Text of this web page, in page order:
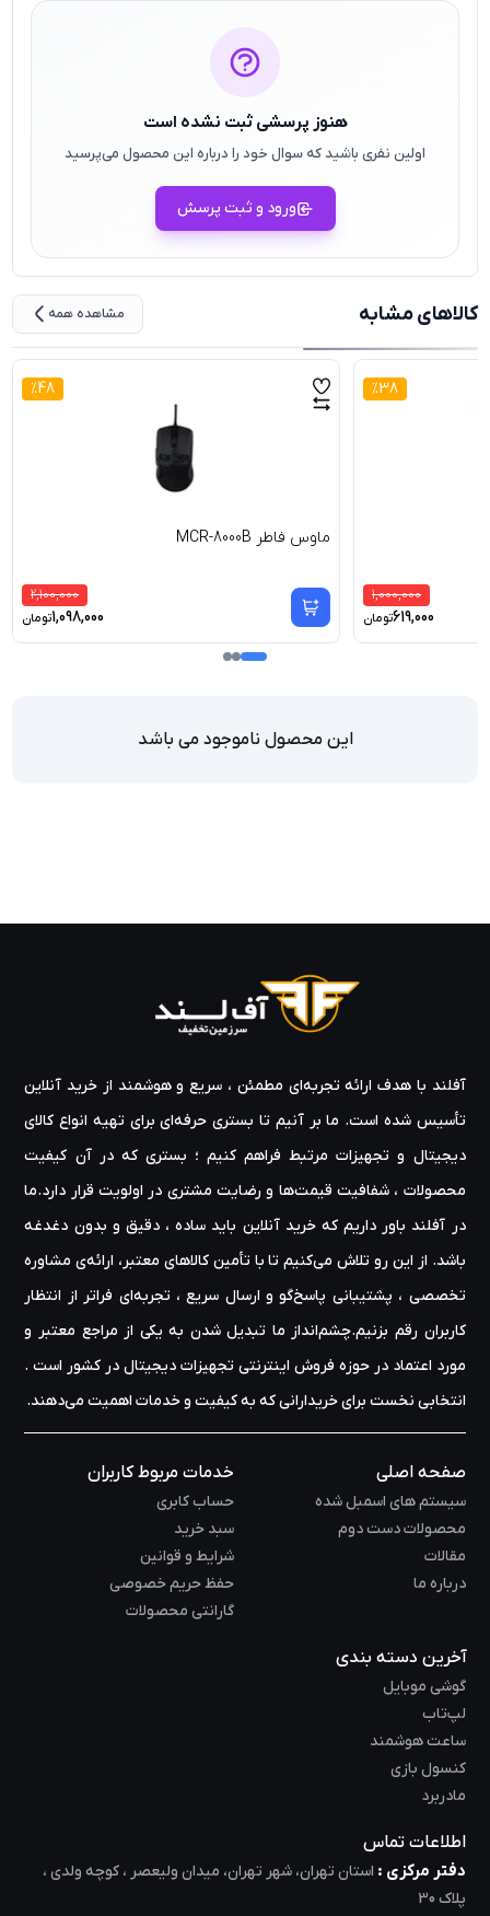
هنوز پرسشی ثبت نشده است
اولین نفری باشید که سوال خود را درباره این محصول می‌پرسید
ورود و ثبت پرسش
کالاهای مشابه مشاهده همه
48
%
ماوس فاطر MCR-8000B
2,100,000
1,098,000تومان
38
%
1,000,000
619,000تومان
این محصول ناموجود می باشد
آفلند با هدف ارائه‌ تجربه‌ای مطمئن ، سریع و هوشمند از خرید آنلاین
تأسیس شده است. ما بر آنیم تا بستری حرفه‌ای برای تهیه‌ انواع کالای
دیجیتال و تجهیزات مرتبط فراهم کنیم ؛ بستری که در آن کیفیت
محصولات ، شفافیت قیمت‌ها و رضایت مشتری در اولویت قرار دارد.ما
در آفلند باور داریم که خرید آنلاین باید ساده ، دقیق و بدون دغدغه
باشد. از این رو تلاش می‌کنیم تا با تأمین کالاهای معتبر، ارائه‌ی مشاوره‌
تخصصی ، پشتیبانی پاسخ‌گو و ارسال سریع ، تجربه‌ای فراتر از انتظار
کاربران رقم بزنیم.چشم‌انداز ما تبدیل شدن به یکی از مراجع معتبر و
مورد اعتماد در حوزه‌ فروش اینترنتی تجهیزات دیجیتال در کشور است .
انتخابی نخست برای خریدارانی که به کیفیت و خدمات اهمیت می‌دهند.
صفحه اصلی
سیستم های اسمبل شده
محصولات دست دوم
مقالات
درباره ما
خدمات مربوط کاربران
حساب کابری
سبد خرید
شرایط و قوانین
حفظ حریم خصوصی
گارانتی محصولات
آخرین دسته بندی
گوشی موبایل
لپ‌تاب
ساعت هوشمند
کنسول بازی
مادربرد
اطلاعات تماس
دفتر مرکزی : استان تهران، شهر تهران، میدان ولیعصر ، کوچه ولدی ،
پلاک 30